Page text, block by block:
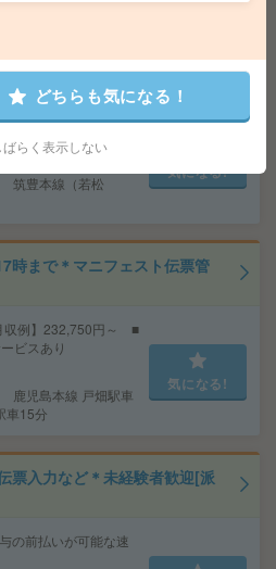
交 【月収例】217,0
払いサービスあり
筑豊本線（若松
気になる!
時まで＊マニフェスト伝票管
例】232,750円～ ■
ビスあり
鹿児島本線 戸畑駅車
車15分
気になる!
票入力など＊未経験者歓迎[派
の前払いが可能な速
どちらも気になる！
ばらく表示しない